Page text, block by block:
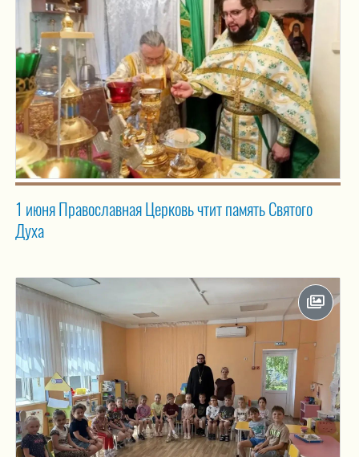
1 июня Православная Церковь чтит память Святого
Духа